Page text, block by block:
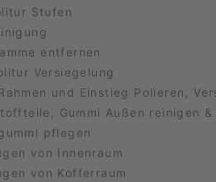
Stufen
entfernen
Versiegelung
und Einstieg Polieren,
Gummi Außen reinigen
pflegen
von Innenraum
von Kofferraum